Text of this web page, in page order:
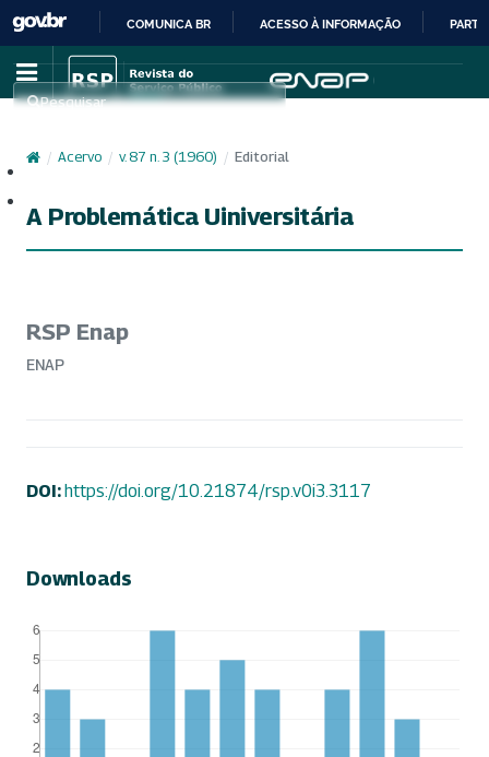
IR
PARA
CONTEÚDO
COMUNICA BR ACESSO À INFORMAÇÃO
Pesquisar
/ Acervo / v. 87 n. 3 (1960) / Editorial
A Problemática Uiniversitária
RSP Enap
ENAP
DOI:https://doi.org/10.21874/rsp.v0i3.3117
Downloads